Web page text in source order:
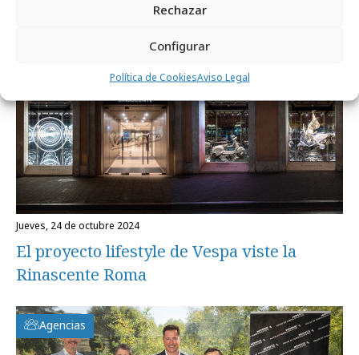
Rechazar
Configurar
Política de CookiesAviso Legal
jueves, 24 de octubre 2024
El proyecto lifestyle de Vespa viste la
Rinascente Roma
Agencias